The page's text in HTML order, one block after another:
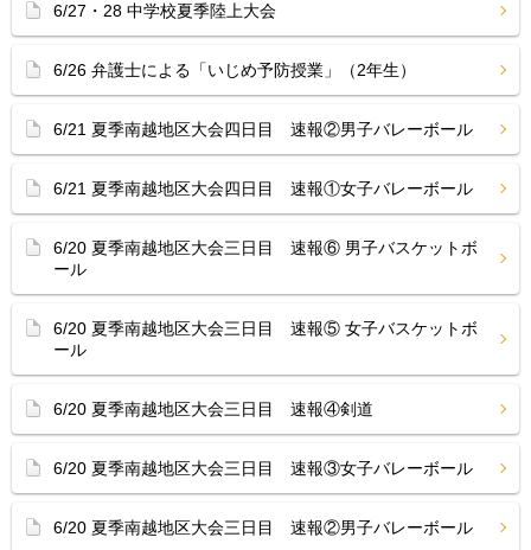
6/27・28 中学校夏季陸上大会
6/26 弁護士による「いじめ予防授業」（2年生）
6/21 夏季南越地区大会四日目 速報②男子バレーボール
6/21 夏季南越地区大会四日目 速報①女子バレーボール
6/20 夏季南越地区大会三日目 速報⑥ 男子バスケットボ
ール
6/20 夏季南越地区大会三日目 速報⑤ 女子バスケットボ
ール
6/20 夏季南越地区大会三日目 速報④剣道
6/20 夏季南越地区大会三日目 速報③女子バレーボール
6/20 夏季南越地区大会三日目 速報②男子バレーボール